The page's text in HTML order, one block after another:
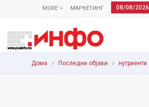
08/08/2026
МАРКЕТИНГ
MORE
Дома Последни објави нутриенти